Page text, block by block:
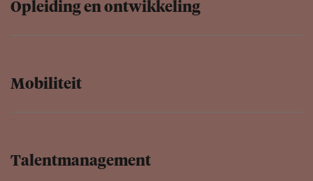
Opleiding en ontwikke­ling
Mobiliteit
Talentma­na­ge­ment